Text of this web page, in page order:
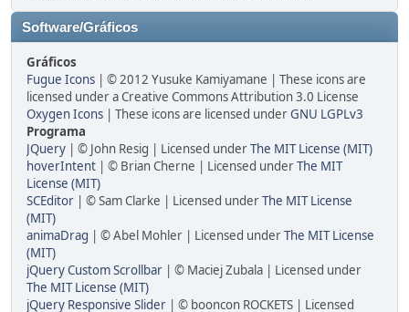
Software/Gráficos
Gráficos
Fugue Icons | © 2012 Yusuke Kamiyamane | These icons are
licensed under a Creative Commons Attribution 3.0 License
Oxygen Icons | These icons are licensed underGNU LGPLv3
Programa
JQuery | © John Resig | Licensed underThe MIT License (MIT)
hoverIntent | © Brian Cherne | Licensed underThe MIT
License (MIT)
SCEditor | © Sam Clarke | Licensed underThe MIT License
(MIT)
animaDrag | © Abel Mohler | Licensed underThe MIT License
(MIT)
jQuery Custom Scrollbar | © Maciej Zubala | Licensed under
The MIT License (MIT)
jQuery Responsive Slider | © booncon ROCKETS | Licensed